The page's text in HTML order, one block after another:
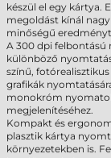
készül el egy kártya.
megoldást kínál
minőségű
A 300 dpi
különböző
színű,
grafikák
monokróm
megjelenítéséhez.
Kompakt és
plasztik kártya
környezetekben is.